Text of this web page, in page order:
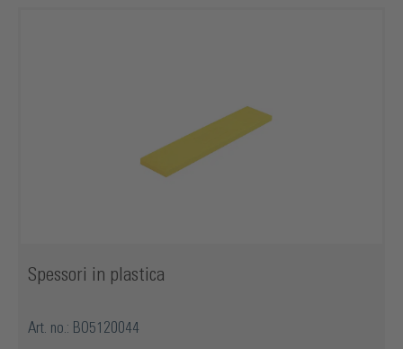
Spessori in plastica
Art. no.: BO5120044